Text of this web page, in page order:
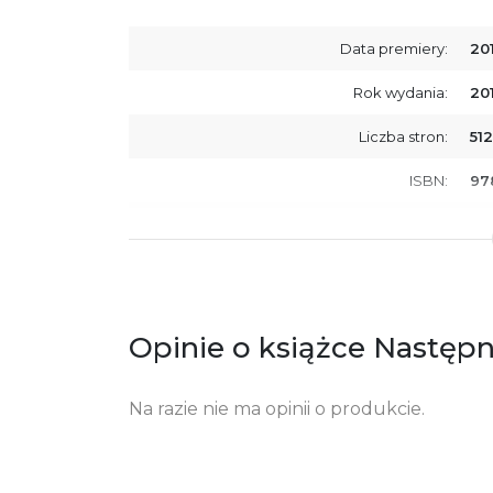
Data premiery:
Rok wydania:
Liczba stron: 512
ISBN:
Ostrzeżenia oraz informacje dotyczące
bezpieczeństwa:
Opinie o książce
Na razie nie ma opinii o produkcie.